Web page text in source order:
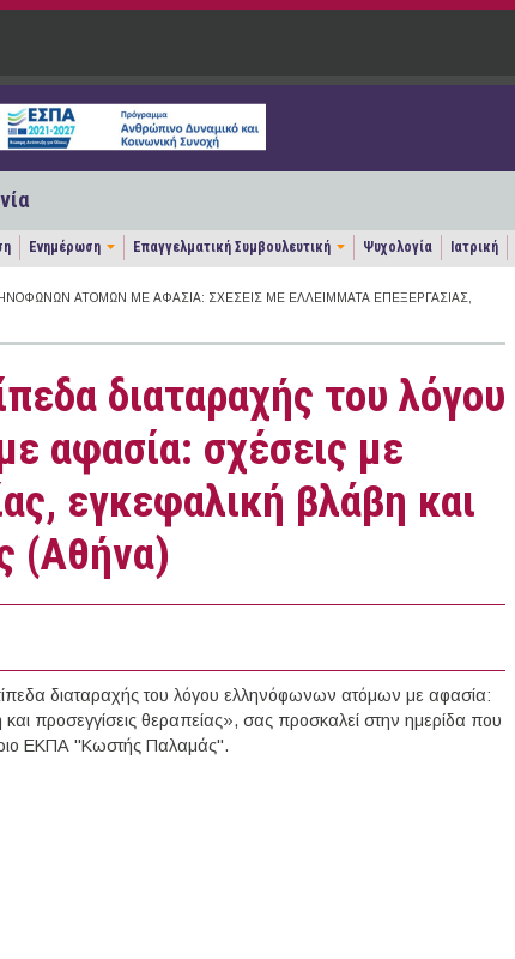
Ενημέρωση Επαγγελματική Συμβουλευτική Ψυχολογία Ιατρική
ΑΤΌΜΩΝ ΜΕ ΑΦΑΣΊΑ: ΣΧΈΣΕΙΣ ΜΕ ΕΛΛΕΊΜΜΑΤΑ ΕΠΕΞΕΡΓΑΣΊΑΣ,
διαταραχής του λόγου
αφασία: σχέσεις με
εγκεφαλική βλάβη και
(Αθήνα)
διαταραχής του λόγου ελληνόφωνων ατόμων με αφασία:
προσεγγίσεις θεραπείας», σας προσκαλεί στην ημερίδα που
ΕΚΠΑ "Κωστής Παλαμάς".